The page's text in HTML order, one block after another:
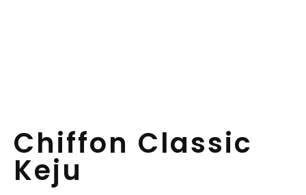
Chiffon Classic
Keju